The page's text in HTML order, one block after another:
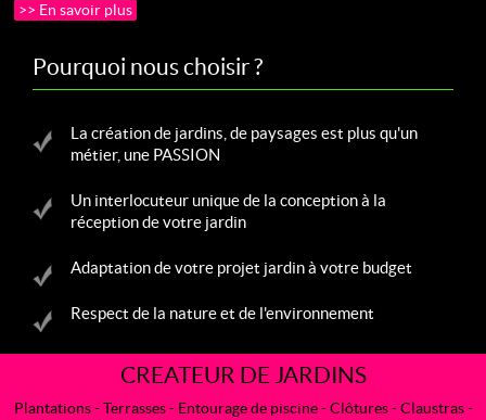
>> En savoir plus
Pourquoi nous choisir ?
La création de jardins, de paysages est plus qu'un
métier, une PASSION
Un interlocuteur unique de la conception à la
réception de votre jardin
Adaptation de votre projet jardin à votre budget
Respect de la nature et de l'environnement
CREATEUR DE JARDINS
Plantations-Terrasses- Entourage de piscine- Clôtures -Claustras-